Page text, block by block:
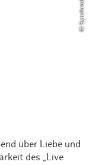
© Synchrodogs
über Liebe und
des „Live